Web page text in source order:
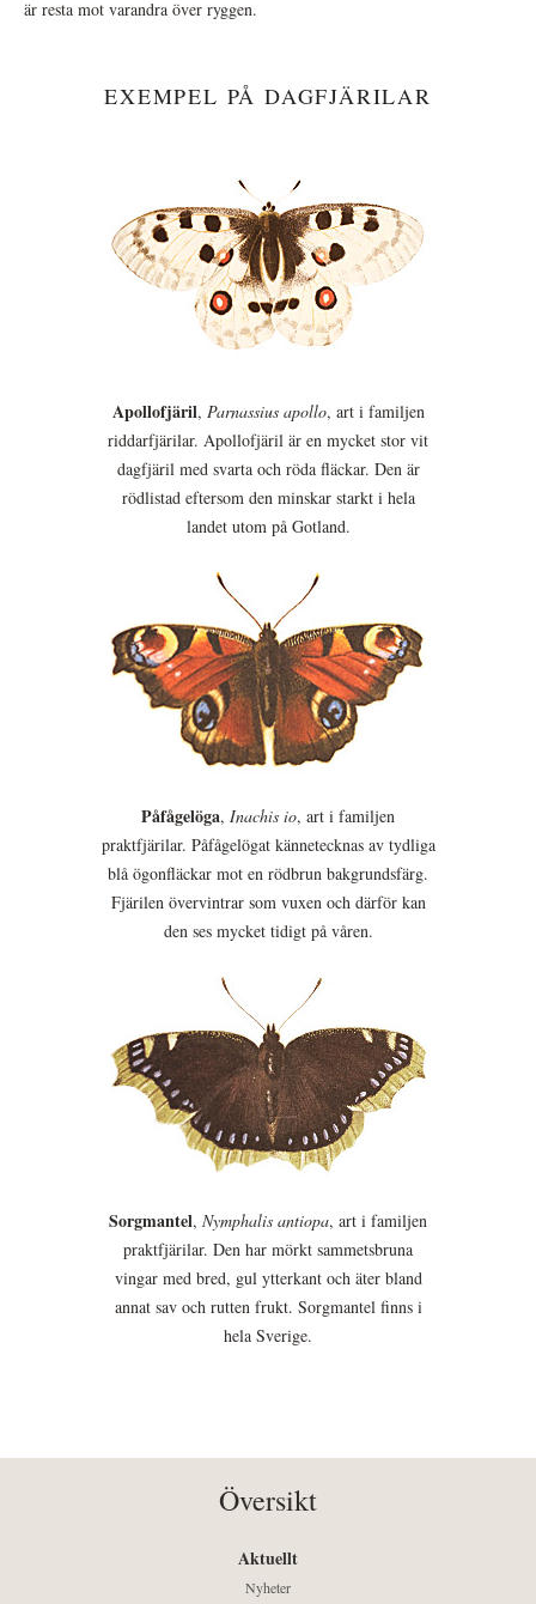
är resta mot varandra över ryggen.
EXEMPEL PÅ DAGFJÄRILAR
Apollofjäril, Parnassius apollo, art i familjen
riddarfjärilar. Apollofjäril är en mycket stor vit
dagfjäril med svarta och röda fläckar. Den är
rödlistad eftersom den minskar starkt i hela
landet utom på Gotland.
Påfågelöga, Inachis io, art i familjen
praktfjärilar. Påfågelögat kännetecknas av tydliga
blå ögonfläckar mot en rödbrun bakgrundsfärg.
Fjärilen övervintrar som vuxen och därför kan
den ses mycket tidigt på våren.
Sorgmantel, Nymphalis antiopa, art i familjen
praktfjärilar. Den har mörkt sammetsbruna
vingar med bred, gul ytterkant och äter bland
annat sav och rutten frukt. Sorgmantel finns i
hela Sverige.
Översikt
Aktuellt
Nyheter